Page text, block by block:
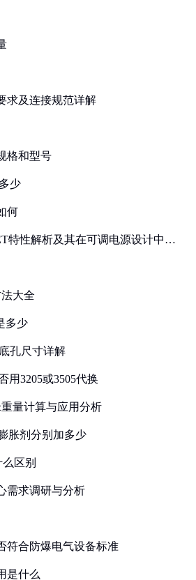
求及连接规范详解
格和型号
少
何
特性解析及其在可调电源设计中的
大全
多少
孔尺寸详解
用3205或3505代换
量计算与应用分析
胀剂分别加多少
区别
需求调研与分析
符合防爆电气设备标准
是什么